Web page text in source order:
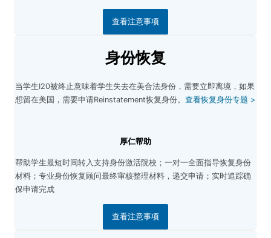
查看注意事项
身份恢复
当学生I20被终止意味着学生失去在美合法身份，需要立即离境，如果
想留在美国，需要申请Reinstatement恢复身份。 查看恢复身份专题 >
厚仁帮助
帮助学生最短时间转入支持身份激活院校； 一对一全面指导恢复身份
材料； 专业身份恢复顾问最终审核整理材料，递交申请； 实时追踪确
保申请完成
查看注意事项